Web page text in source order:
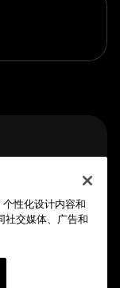
性化设计内容和
社交媒体、广告和